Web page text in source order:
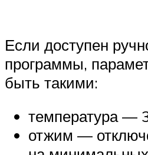
Если доступен
программы,
быть такими:
температура —
отжим —